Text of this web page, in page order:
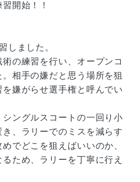
開始！！
しました。
の練習を行い、オープンコ
相手の嫌だと思う場所を狙
嫌がらせ選手権と呼んでい
ングルスコートの一回り小
、ラリーでのミスを減らす
でどこを狙えばいいのか、
ため、ラリーを丁寧に行え